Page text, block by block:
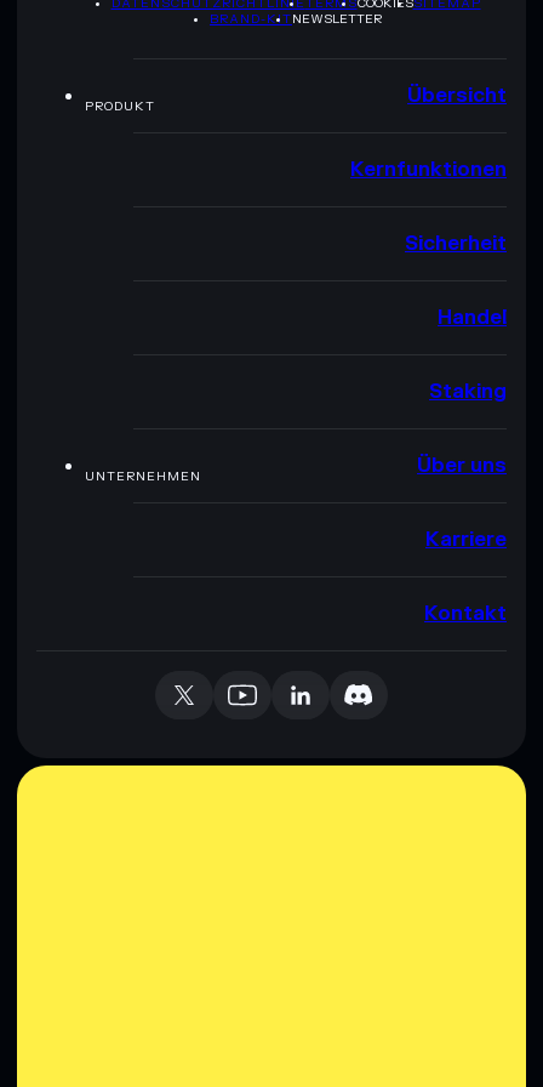
BRAND-KITNEWSLETTER
PRODUKT Übersicht
Kernfunktionen
Sicherheit
Handel
Staking
UNTERNEHMEN Über uns
Karriere
Kontakt